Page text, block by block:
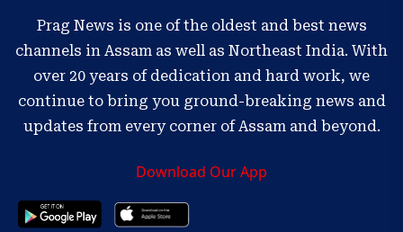
Prag News is one of the oldest and best news
channels in Assam as well as Northeast India. With
over 20 years of dedication and hard work, we
continue to bring you ground-breaking news and
updates from every corner of Assam and beyond.
Download Our App